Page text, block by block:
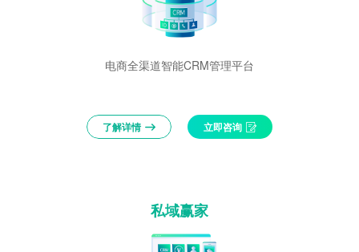
电商全渠道智能CRM管理平台
了解详情 立即咨询
私域赢家